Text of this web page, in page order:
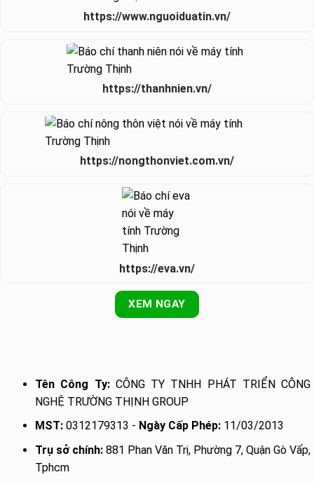
https://www.nguoiduatin.vn/
https://thanhnien.vn/
https://nongthonviet.com.vn/
https://eva.vn/
XEM NGAY
Tên Công Ty:CÔNG TY TNHH PHÁT TRIỂN CÔNG
NGHỆ TRƯỜNG THỊNH GROUP
MST: 0312179313 - Ngày Cấp Phép: 11/03/2013
Trụ sở chính: 881 Phan Văn Trị, Phường 7, Quận Gò Vấp,
Tphcm